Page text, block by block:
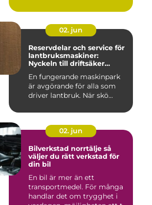
02. jun
Reservdelar och service för
lantbruksmaskiner:
Nyckeln till driftsäker
En fungerande maskinpark
är avgörande för alla som
driver lantbruk. När skö...
02. jun
Bilverkstad norrtälje så
väljer du rätt verkstad för
din bil
En bil är mer än ett
transportmedel. För många
handlar det om trygghet i